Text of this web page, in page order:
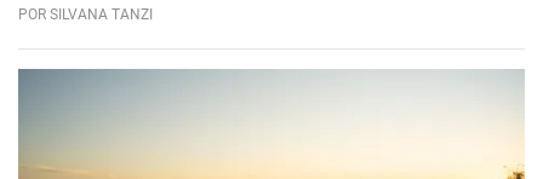
POR SILVANA TANZI